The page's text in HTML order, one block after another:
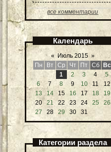
все комментарии
Календарь
« Июль 2015 »
Пн
Вт Ср Чт Пт Сб Вс
1
2 3 4
5
6
7 8 9 10 11
12
13
14 15 16 17 18
19
20
21 22 23 24 25
26
27
28 29 30 31
Категории раздела